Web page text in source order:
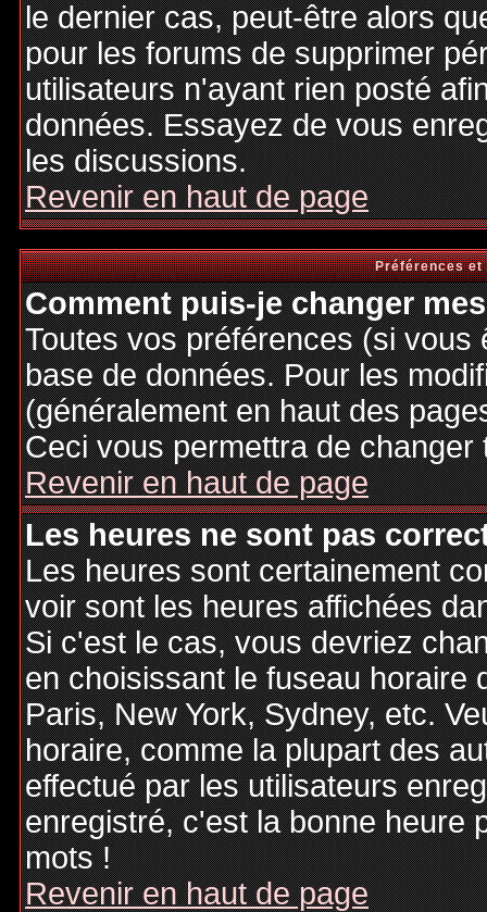
le dernier cas, peut-être alors
pour les forums de supprimer
utilisateurs n'ayant rien posté
données. Essayez de vous
les discussions.
Revenir en haut de page
Préférences
Comment puis-je changer
Toutes vos préférences (si
base de données. Pour les
(généralement en haut des
Ceci vous permettra de
Revenir en haut de page
Les heures ne sont pas
Les heures sont certainement
voir sont les heures affichées
Si c'est le cas, vous devriez
en choisissant le fuseau horaire
Paris, New York, Sydney, etc.
horaire, comme la plupart des
effectué par les utilisateurs
enregistré, c'est la bonne heure
mots !
Revenir en haut de page